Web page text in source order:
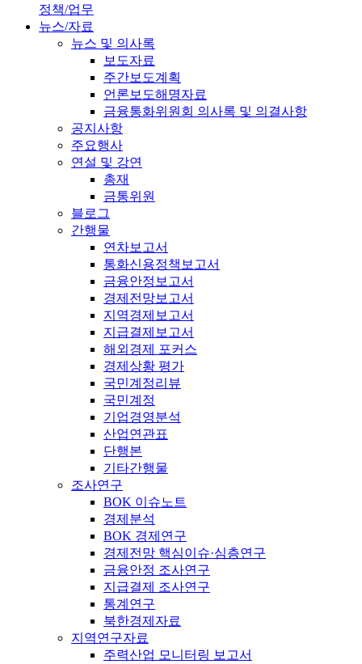
정책/업무
뉴스/자료
뉴스 및 의사록
보도자료
주간보도계획
언론보도해명자료
금융통화위원회 의사록 및 의결사항
공지사항
주요행사
연설 및 강연
총재
금통위원
블로그
간행물
연차보고서
통화신용정책보고서
금융안정보고서
경제전망보고서
지역경제보고서
지급결제보고서
해외경제 포커스
경제상황 평가
국민계정리뷰
국민계정
기업경영분석
산업연관표
단행본
기타간행물
조사연구
BOK 이슈노트
경제분석
BOK 경제연구
경제전망 핵심이슈·심층연구
금융안정 조사연구
지급결제 조사연구
통계연구
북한경제자료
지역연구자료
주력산업 모니터링 보고서